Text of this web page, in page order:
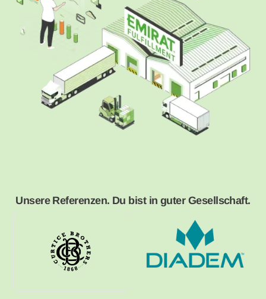
Unsere Referenzen. Du bist in guter Gesellschaft.